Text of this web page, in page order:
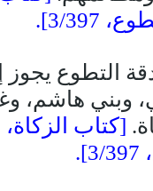
397].
التطوع يجوز
وبني هاشم،
[كتاب